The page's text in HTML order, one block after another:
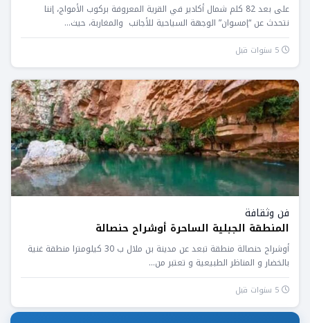
على بعد 82 كلم شمال أكادير في القرية المعروفة بركوب الأمواج، إننا
نتحدث عن “إمسوان” الوجهة السياحية للأجانب والمغاربة، حيث...
فن وثقافة
المنطقة الجبلية الساحرة أوشراح حنصالة
أوشراح حنصالة منطقة تبعد عن مدينة بن ملال ب 30 كيلومترا منطقة غنية
بالخضار و المناظر الطبيعية و تعتبر من...